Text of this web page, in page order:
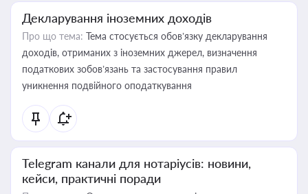
Декларування іноземних доходів
Про що тема: Тема стосується обов’язку декларування
доходів, отриманих з іноземних джерел, визначення
податкових зобов’язань та застосування правил
уникнення подвійного оподаткування
Telegram канали для нотаріусів: новини,
кейси, практичні поради